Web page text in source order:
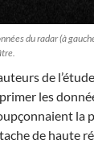
du radar (à
de
les
la
de haute